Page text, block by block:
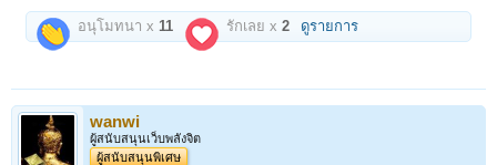
อนุโมทนา x11 รักเลย x2 ดูรายการ
wanwi
ผู้สนับสนุนเว็บพลังจิต
ผู้สนับสนุนพิเศษ